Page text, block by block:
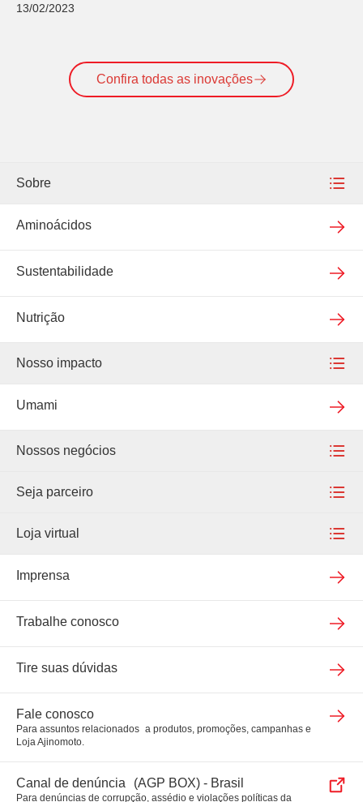
13/02/2023
Confira todas as inovações
Sobre
Nossa empresa
Nossas unidades
Aminoácidos
Sustentabilidade
Nutrição
Nosso impacto
Nosso impacto
The Ajinomoto Group Creating Shared Value
Corporativa
Umami
Nossos negócios
Alimentos
Food Ingredients
Suplementos
Seja parceiro
Seja um fornecedor
Venda nossos produtos
Loja virtual
Loja virtual
Meu pedido
Imprensa
Trabalhe conosco
Tire suas dúvidas
Fale conosco
Para assuntos relacionados a produtos, promoções, campanhas e
Loja Ajinomoto.
Canal de denúncia (AGP BOX) - Brasil
Para denúncias de corrupção, assédio e violações políticas da